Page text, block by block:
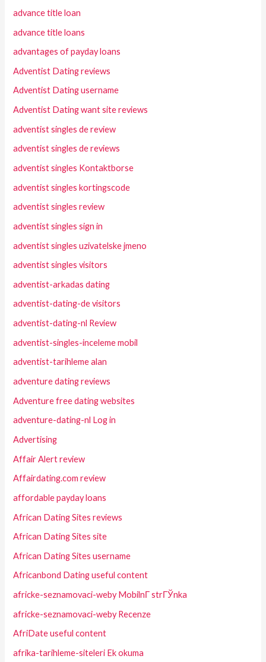
advance title loan
advance title loans
advantages of payday loans
Adventist Dating reviews
Adventist Dating username
Adventist Dating want site reviews
adventist singles de review
adventist singles de reviews
adventist singles Kontaktborse
adventist singles kortingscode
adventist singles review
adventist singles sign in
adventist singles uzivatelske jmeno
adventist singles visitors
adventist-arkadas dating
adventist-dating-de visitors
adventist-dating-nl Review
adventist-singles-inceleme mobil
adventist-tarihleme alan
adventure dating reviews
Adventure free dating websites
adventure-dating-nl Log in
Advertising
Affair Alert review
Affairdating.com review
affordable payday loans
African Dating Sites reviews
African Dating Sites site
African Dating Sites username
Africanbond Dating useful content
africke-seznamovaci-weby MobilnГ­ strГЎnka
africke-seznamovaci-weby Recenze
AfriDate useful content
afrika-tarihleme-siteleri Ek okuma